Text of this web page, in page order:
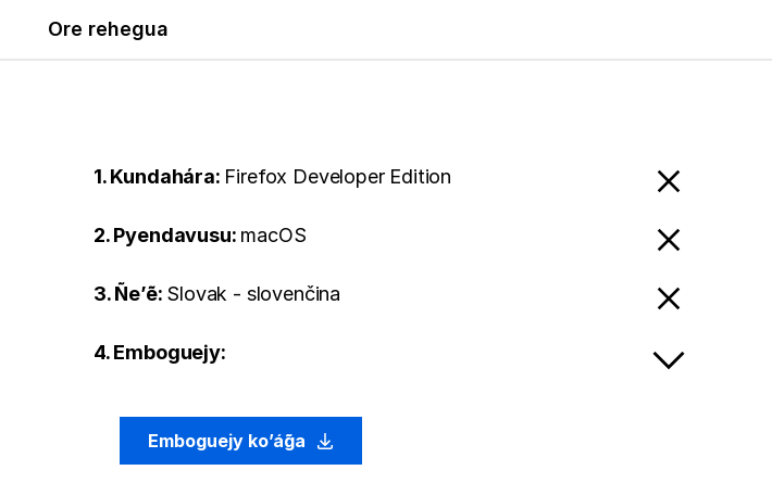
Ore rehegua
1. Kundahára: Firefox Developer Edition
2. Pyendavusu: macOS
3. Ñe’ẽ: Slovak - slovenčina
4. Emboguejy:
Emboguejy ko’ág̃a